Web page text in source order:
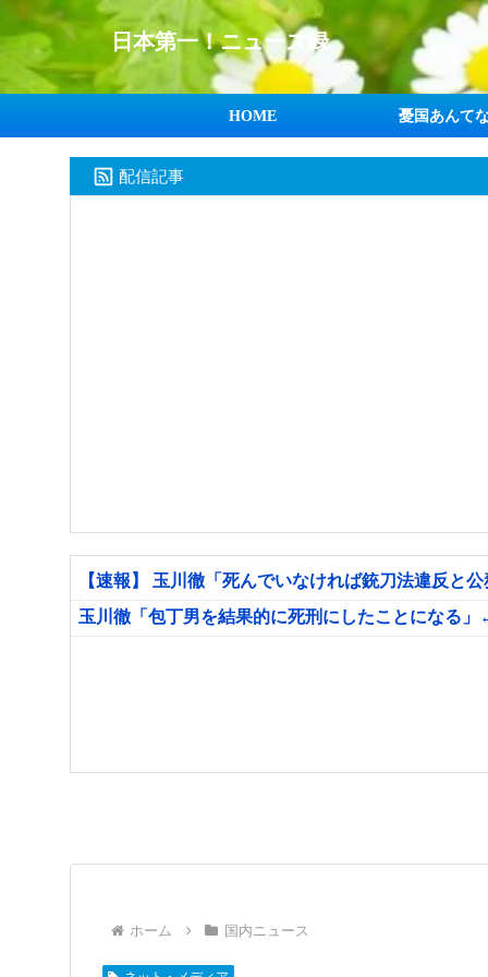
日本第一！ニュース録
HOME 憂国あんて
配信記事
【速報】 玉川徹「死んでいなければ銃刀法違反と
玉川徹「包丁男を結果的に死刑にしたことになる
ホーム 国内ニュース